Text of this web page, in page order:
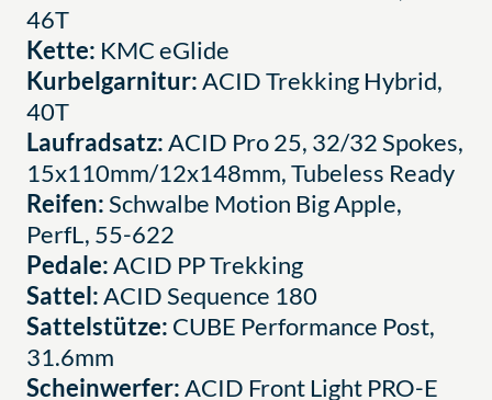
46T
Kette: KMC eGlide
Kurbelgarnitur:ACID Trekking Hybrid,
40T
Laufradsatz:ACID Pro 25, 32/32 Spokes,
15x110mm/12x148mm, Tubeless Ready
Reifen:Schwalbe Motion Big Apple,
PerfL, 55-622
Pedale:ACID PP Trekking
Sattel:ACID Sequence 180
Sattelstütze: CUBE Performance Post,
31.6mm
Scheinwerfer:ACID Front Light PRO-E